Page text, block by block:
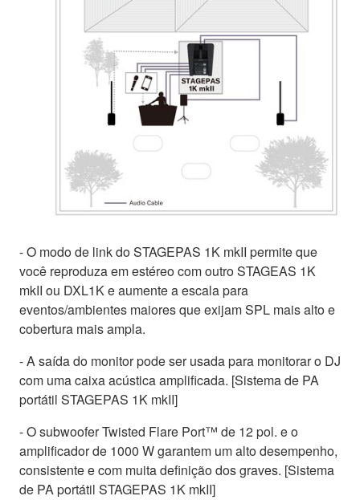
- O modo de link do STAGEPAS 1K mkII permite que
você reproduza em estéreo com outro STAGEAS 1K
mkII ou DXL1K e aumente a escala para
eventos/ambientes maiores que exijam SPL mais alto e
cobertura mais ampla.
- A saída do monitor pode ser usada para monitorar o DJ
com uma caixa acústica amplificada. [Sistema de PA
portátil STAGEPAS 1K mkII]
- O subwoofer Twisted Flare Port™ de 12 pol. e o
amplificador de 1000 W garantem um alto desempenho,
consistente e com muita definição dos graves. [Sistema
de PA portátil STAGEPAS 1K mkII]